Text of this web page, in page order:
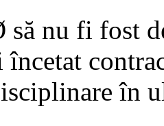
să nu fi fost
încetat
în